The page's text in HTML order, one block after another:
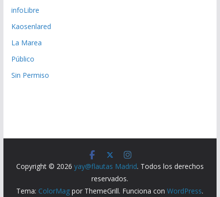
infoLibre
Kaosenlared
La Marea
Público
Sin Permiso
Copyright © 2026 yay@flautas Madrid. Todos los derechos
reservados.
Tema: ColorMag por ThemeGrill. Funciona conWordPress.